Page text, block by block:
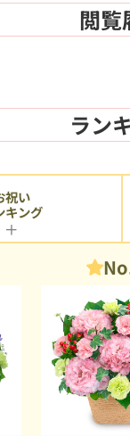
閲覧
ラン
祝い
キング